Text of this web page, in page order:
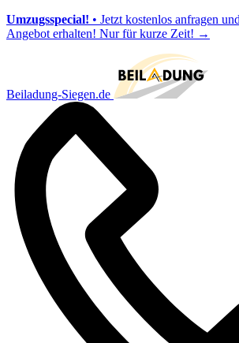
Umzugsspecial! • Jetzt kostenlos anfragen
Angebot erhalten! Nur für kurze Zeit! →
Beiladung-Siegen.de